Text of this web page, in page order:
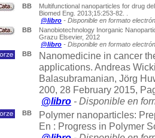
BB
Multifunctional nanoparticles for drug
Biomed Eng. 2013;15:253-82. .
@libro - Disponible en formato
BB
Nanobiotechnology Inorganic
Grazu Elsevier, 2012
@libro - Disponible en formato
BB
Nanomedicine in cancer
applications. Andreas
Balasubramanian, Jörg
200, 28 February 2015,
@libro - Disponible en
BB
Polymer nanoparticles:
En : Progress in Polymer